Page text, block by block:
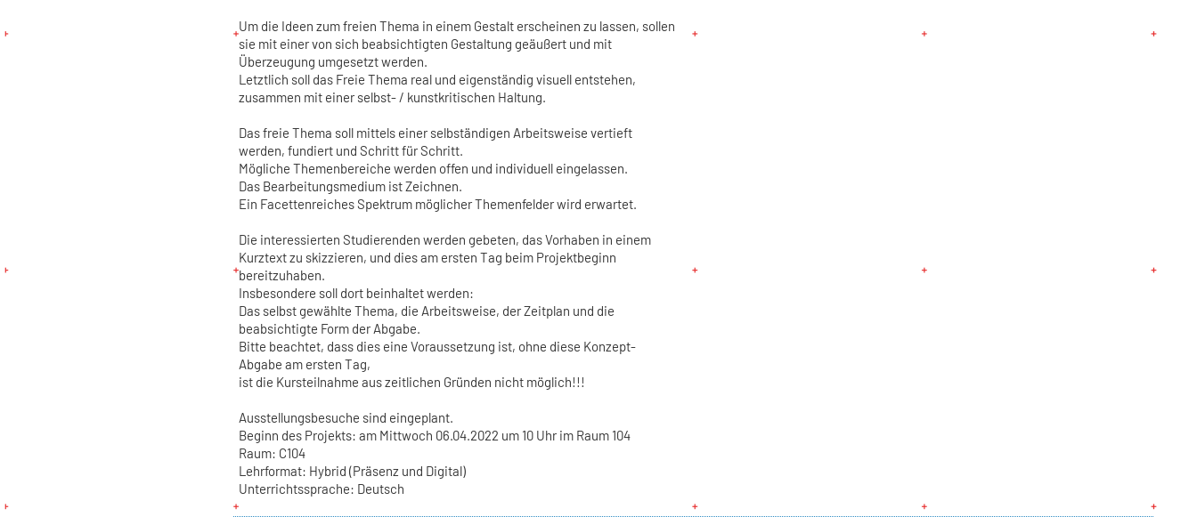
Um die Ideen zum freien Thema in einem Gestalt erscheinen zu lassen, sollen
sie mit einer von sich beabsichtigten Gestaltung geäußert und mit
Überzeugung umgesetzt werden.
Letztlich soll das Freie Thema real und eigenständig visuell entstehen,
zusammen mit einer selbst- / kunstkritischen Haltung.
Das freie Thema soll mittels einer selbständigen Arbeitsweise vertieft
werden, fundiert und Schritt für Schritt.
Mögliche Themenbereiche werden offen und individuell eingelassen.
Das Bearbeitungsmedium ist Zeichnen.
Ein Facettenreiches Spektrum möglicher Themenfelder wird erwartet.
Die interessierten Studierenden werden gebeten, das Vorhaben in einem
Kurztext zu skizzieren, und dies am ersten Tag beim Projektbeginn
bereitzuhaben.
Insbesondere soll dort beinhaltet werden:
Das selbst gewählte Thema, die Arbeitsweise, der Zeitplan und die
beabsichtigte Form der Abgabe.
Bitte beachtet, dass dies eine Voraussetzung ist, ohne diese Konzept-
Abgabe am ersten Tag,
ist die Kursteilnahme aus zeitlichen Gründen nicht möglich!!!
Ausstellungsbesuche sind eingeplant.
Beginn des Projekts: am Mittwoch 06.04.2022 um 10 Uhr im Raum 104
Raum: C104
Lehrformat: Hybrid (Präsenz und Digital)
Unterrichtssprache: Deutsch